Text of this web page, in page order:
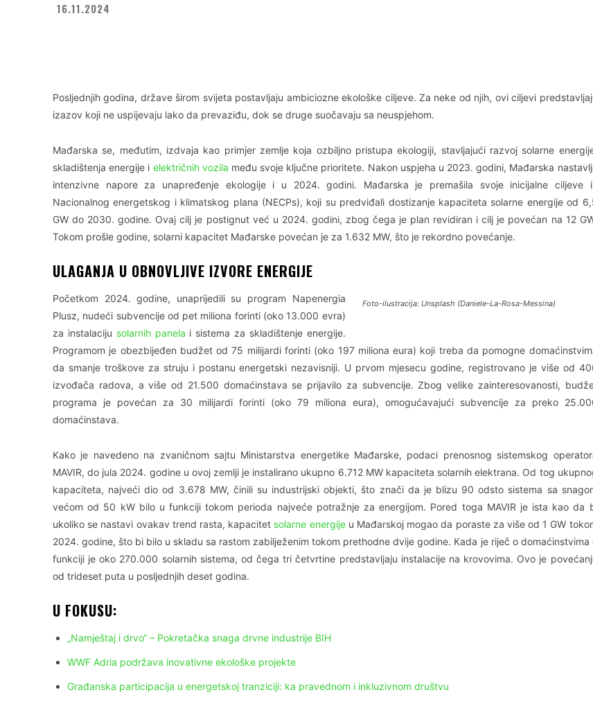
16.11.2024
Posljednjih godina, države širom svijeta postavljaju ambiciozne ekološke ciljeve. Za neke od njih, ovi ciljevi
izazov koji ne uspijevaju lako da prevaziđu, dok se druge suočavaju sa neuspjehom.
Mađarska se, međutim, izdvaja kao primjer zemlje koja ozbiljno pristupa ekologiji, stavljajući razvoj solarne
skladištenja energije i električnih vozila među svoje ključne prioritete. Nakon uspjeha u 2023. godini, Mađarska
intenzivne napore za unapređenje ekologije i u 2024. godini. Mađarska je premašila svoje inicijalne ciljeve
Nacionalnog energetskog i klimatskog plana (NECPs), koji su predviđali dostizanje kapaciteta solarne energije od
GW do 2030. godine. Ovaj cilj je postignut već u 2024. godini, zbog čega je plan revidiran i cilj je povećan na 12
Tokom prošle godine, solarni kapacitet Mađarske povećan je za 1.632 MW, što je rekordno povećanje.
ULAGANJA U OBNOVLJIVE IZVORE ENERGIJE
Foto-ilustracija: Unsplash (Daniele-La-Rosa-Messina)
Početkom 2024. godine, unaprijedili su program Napenergia
Plusz, nudeći subvencije od pet miliona forinti (oko 13.000 evra)
za instalaciju solarnih panela i sistema za skladištenje energije.
Programom je obezbijeđen budžet od 75 milijardi forinti (oko 197 miliona eura) koji treba da pomogne
da smanje troškove za struju i postanu energetski nezavisniji. U prvom mjesecu godine, registrovano je više od
izvođača radova, a više od 21.500 domaćinstava se prijavilo za subvencije. Zbog velike zainteresovanosti,
programa je povećan za 30 milijardi forinti (oko 79 miliona eura), omogućavajući subvencije za preko
domaćinstava.
Kako je navedeno na zvaničnom sajtu Ministarstva energetike Mađarske, podaci prenosnog sistemskog
MAVIR, do jula 2024. godine u ovoj zemlji je instalirano ukupno 6.712 MW kapaciteta solarnih elektrana. Od tog
kapaciteta, najveći dio od 3.678 MW, činili su industrijski objekti, što znači da je blizu 90 odsto sistema sa
većom od 50 kW bilo u funkciji tokom perioda najveće potražnje za energijom. Pored toga MAVIR je ista kao da
ukoliko se nastavi ovakav trend rasta, kapacitet solarne energijeu Mađarskoj mogao da poraste za više od 1 GW
2024. godine, što bi bilo u skladu sa rastom zabilježenim tokom prethodne dvije godine. Kada je riječ o domaćinstvima
funkciji je oko 270.000 solarnih sistema, od čega tri četvrtine predstavljaju instalacije na krovovima. Ovo je
od trideset puta u posljednjih deset godina.
U FOKUSU:
„Namještaj i drvo“ – Pokretačka snaga drvne industrije BIH
WWF Adria podržava inovativne ekološke projekte
Građanska participacija u energetskoj tranziciji: ka pravednom i inkluzivnom društvu